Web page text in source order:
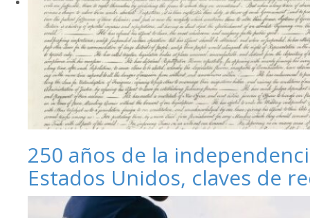
250 años de la
Estados Unidos, claves de